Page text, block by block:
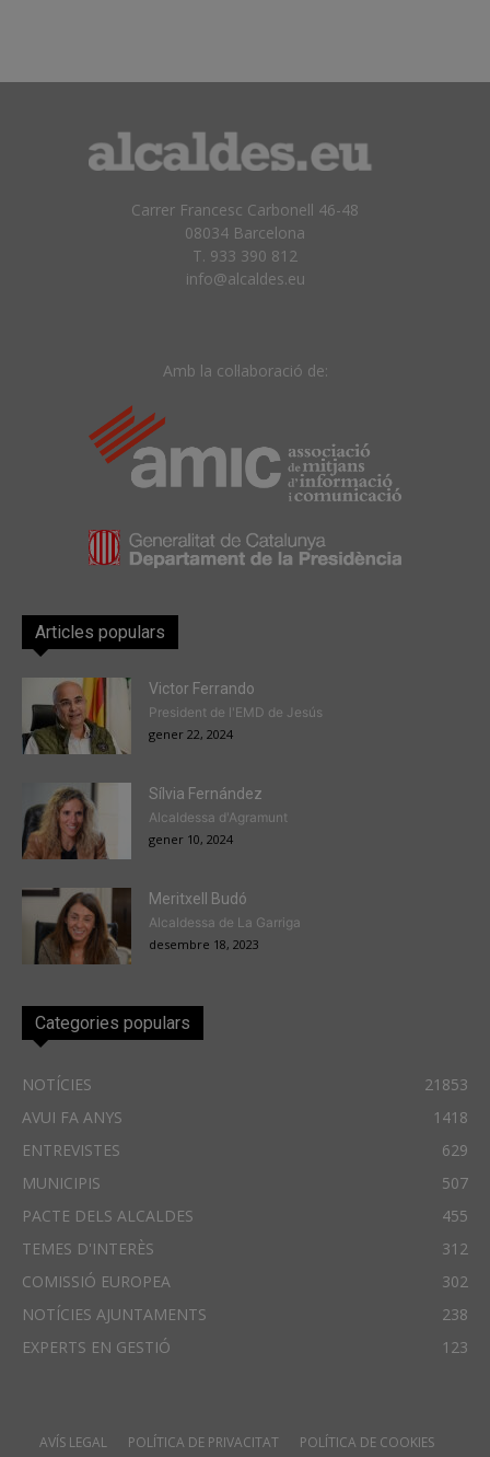
Carrer Francesc Carbonell 46-48
08034 Barcelona
T. 933 390 812
info@alcaldes.eu
Amb la col·laboració de:
Articles populars
Victor Ferrando
President de l'EMD de Jesús
gener 22, 2024
Sílvia Fernández
Alcaldessa d'Agramunt
gener 10, 2024
Meritxell Budó
Alcaldessa de La Garriga
desembre 18, 2023
Categories populars
NOTÍCIES
21853
AVUI FA ANYS
1418
ENTREVISTES
629
MUNICIPIS
507
PACTE DELS ALCALDES
455
TEMES D'INTERÈS
312
COMISSIÓ EUROPEA
302
NOTÍCIES AJUNTAMENTS
238
EXPERTS EN GESTIÓ
123
AVÍS LEGAL POLÍTICA DE PRIVACITAT
POLÍTICA DE COOKIES